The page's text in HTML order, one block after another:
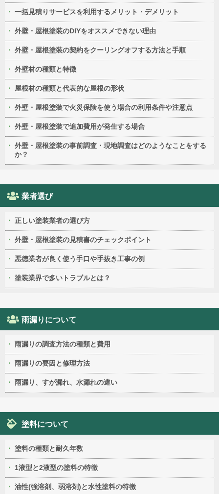
一括見積りサービスを利用するメリット・デメリット
外壁・屋根塗装のDIYをオススメできない理由
外壁・屋根塗装の契約をクーリングオフする方法と手順
外壁材の種類と特徴
屋根材の種類と代表的な屋根の形状
外壁・屋根塗装で火災保険を使う場合の利用条件や注意点
外壁・屋根塗装で追加費用が発生する場合
外壁・屋根塗装の事前調査・現地調査はどのようなことをする
か？
業者選び
正しい塗装業者の選び方
外壁・屋根塗装の見積書のチェックポイント
悪徳業者が良く使う手口や手抜き工事の例
塗装業界で多いトラブルとは？
雨漏りについて
雨漏りの調査方法の種類と費用
雨漏りの要因と修理方法
雨漏り、すが漏れ、水漏れの違い
塗料について
塗料の種類と耐久年数
1液型と2液型の塗料の特徴
油性(強溶剤、弱溶剤)と水性塗料の特徴